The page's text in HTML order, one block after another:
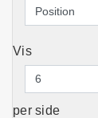
Vis
per side